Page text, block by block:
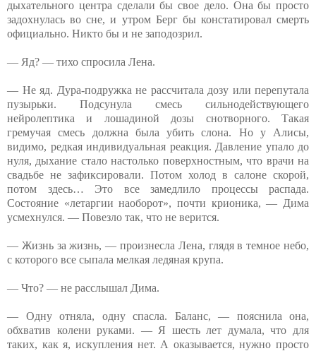
дыхательного центра сделали бы свое дело. Она бы просто
задохнулась во сне, и утром Берг бы констатировал смерть
официально. Никто бы и не заподозрил.
— Яд? — тихо спросила Лена.
— Не яд. Дура-подружка не рассчитала дозу или перепутала
пузырьки. Подсунула смесь сильнодействующего
нейролептика и лошадиной дозы снотворного. Такая
гремучая смесь должна была убить слона. Но у Алисы,
видимо, редкая индивидуальная реакция. Давление упало до
нуля, дыхание стало настолько поверхностным, что врачи на
свадьбе не зафиксировали. Потом холод в салоне скорой,
потом здесь… Это все замедлило процессы распада.
Состояние «летаргии наоборот», почти крионика, — Дима
усмехнулся. — Повезло так, что не верится.
— Жизнь за жизнь, — произнесла Лена, глядя в темное небо,
с которого все сыпала мелкая ледяная крупа.
— Что? — не расслышал Дима.
— Одну отняла, одну спасла. Баланс, — пояснила она,
обхватив колени руками. — Я шесть лет думала, что для
таких, как я, искупления нет. А оказывается, нужно просто